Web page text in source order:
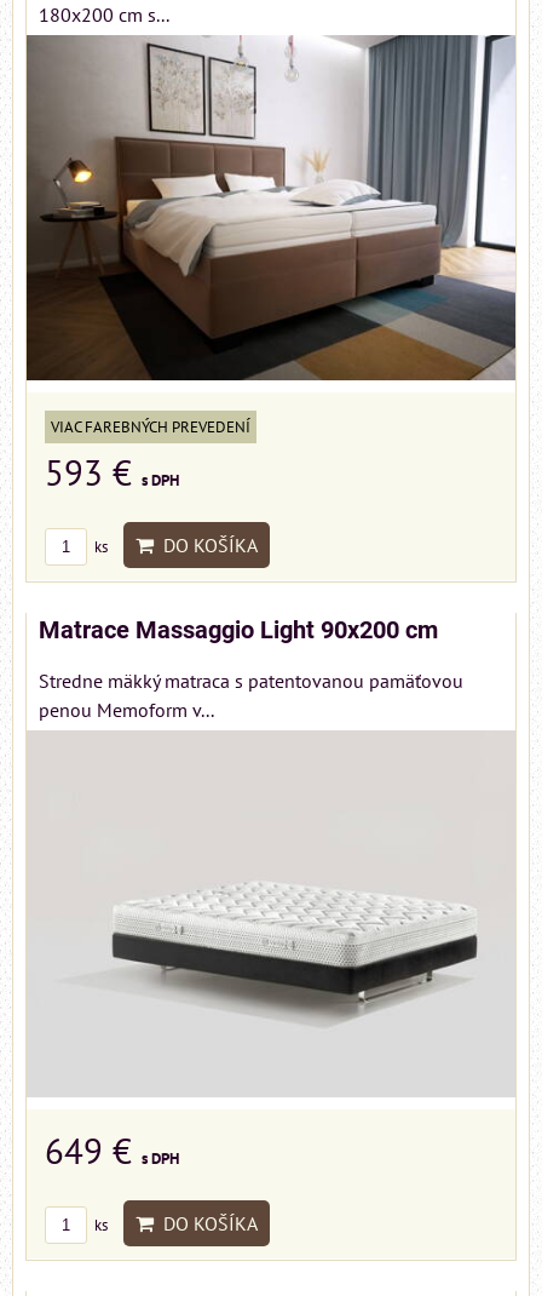
180x200 cm s...
VIAC FAREBNÝCH PREVEDENÍ
593 € s DPH
ks DO KOŠÍKA
Matrace Massaggio Light 90x200 cm
Stredne mäkký matraca s patentovanou pamäťovou
penou Memoform v...
649 € s DPH
ks DO KOŠÍKA